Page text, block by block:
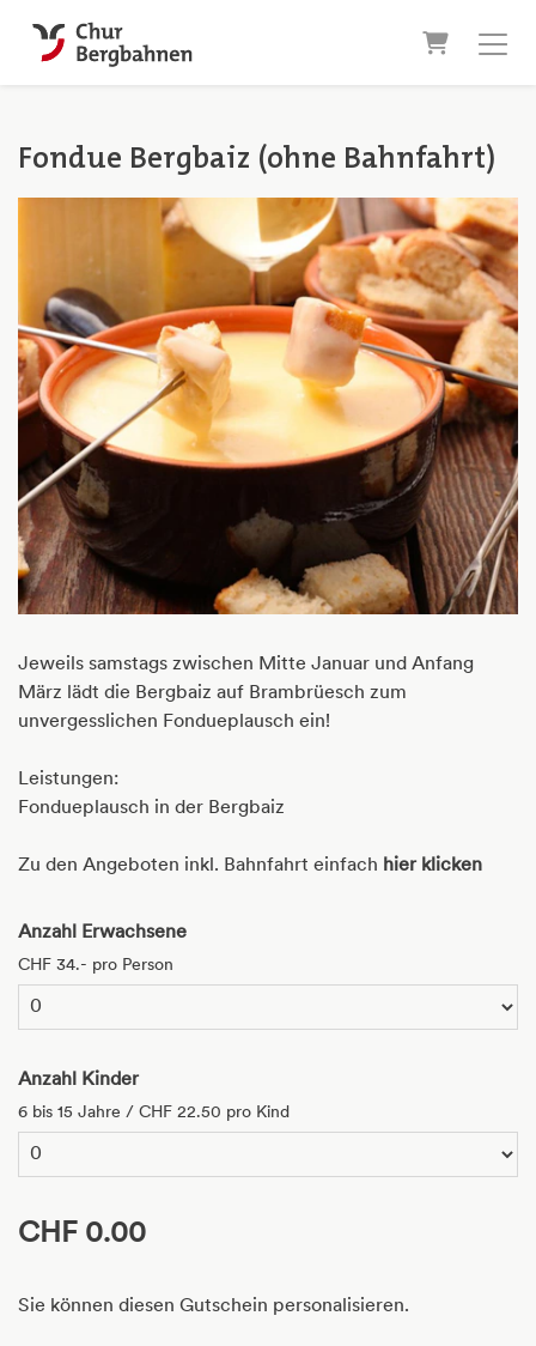
Fondue Bergbaiz (ohne Bahnfahrt)
Jeweils samstags zwischen Mitte Januar und Anfang
März lädt die Bergbaiz auf Brambrüesch zum
unvergesslichen Fondueplausch ein!
Leistungen:
Fondueplausch in der Bergbaiz
Zu den Angeboten inkl. Bahnfahrt einfach hier klicken
Anzahl Erwachsene
CHF 34.- pro Person
Anzahl Kinder
6 bis 15 Jahre / CHF 22.50 pro Kind
CHF 0.00
Sie können diesen Gutschein personalisieren.